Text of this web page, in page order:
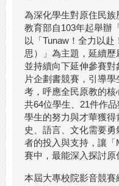
為深化學生對原住民族
教育部自103年起舉辦
以「Tunaw！全力以
思）」為主題，延續歷
並持續向下延伸參賽
片企劃書競賽，引導
考，呼應全民原教的核
共64位學生、21件作
學生的努力與才華獲
史、語言、文化需要
者的投入與支持，讓
賽中，最能深入探討原
本屆大專校院影音競